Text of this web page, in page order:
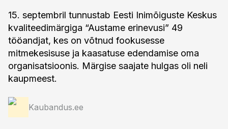
15. septembril tunnustab Eesti Inimõiguste Keskus
kvaliteedimärgiga “Austame erinevusi” 49
tööandjat, kes on võtnud fookusesse
mitmekesisuse ja kaasatuse edendamise oma
organisatsioonis. Märgise saajate hulgas oli neli
kaupmeest.
Kaubandus.ee